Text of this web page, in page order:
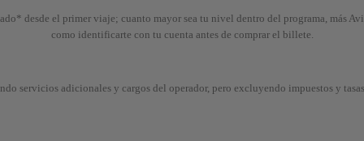
desde el primer viaje; cuanto mayor sea tu nivel dentro del programa, más
como identificarte con tu cuenta antes de comprar el billete.
servicios adicionales y cargos del operador, pero excluyendo impuestos y